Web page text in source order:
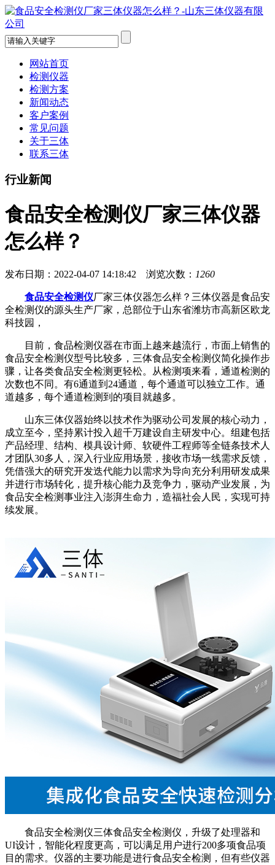
网站首页
检测仪器
检测方案
新闻动态
客户案例
常见问题
关于三体
联系三体
行业新闻
食品安全检测仪厂家三体仪器
怎么样？
发布日期：2022-04-07 14:18:42 浏览次数： 1260
食品安全检测仪厂家三体仪器怎么样？三体仪器是食品安
全检测仪的源头生产厂家，总部位于山东省潍坊市高新区欧龙
科技园，
目前，食品检测仪器在市面上越来越流行，市面上销售的
食品安全检测仪型号比较多，三体食品安全检测仪简化操作步
骤，让各类食品安全检测更轻松。从检测项来看，通道检测的
次数也不同。有6通道到24通道，每个通道可以独立工作。通
道越多，每个通道检测到的项目就越多。
山东三体仪器始终以技术作为驱动公司发展的核心动力，
成立至今，坚持累计投入超千万建设自主研发中心。组建包括
产品经理、结构、模具设计师、软硬件工程师等全链条技术人
才团队30多人，深入行业应用场景，接收市场一线需求反馈，
凭借强大的研究开发迭代能力以需求为导向充分利用研发成果
并进行市场转化，提升核心能力及竞争力，驱动产业发展，为
食品安全检测事业注入澎湃生命力，造福社会人民，实现可持
续发展。
食品安全检测仪三体食品安全检测仪，升级了处理器和
UI设计，智能化程度更高，可以满足用户进行200多项食品项
目的需求。仪器的主要功能是进行食品安全检测，但有些仪器